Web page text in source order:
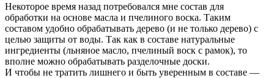
Некоторое время назад потребовался мне состав для
обработки на основе масла и пчелиного воска. Таким
составом удобно обрабатывать дерево (и не только дерево) с
целью защиты от воды. Так как в составе натуральные
ингредиенты (льняное масло, пчелиный воск с рамок), то
вполне можно обрабатывать разделочные доски.
И чтобы не тратить лишнего и быть уверенным в составе —